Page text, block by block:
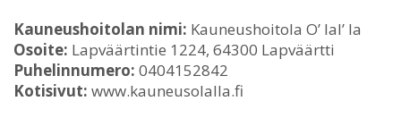
Kauneushoitolan nimi: Kauneushoitola O’ lal’ la
Osoite: Lapväärtintie 1224, 64300 Lapväärtti
Puhelinnumero: 0404152842
Kotisivut: www.kauneusolalla.fi